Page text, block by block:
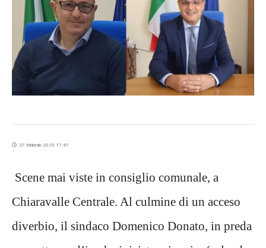
27 febbraio 2025 17:47
Scene mai viste in consiglio comunale, a
Chiaravalle Centrale. Al culmine di un acceso
diverbio, il sindaco Domenico Donato, in preda